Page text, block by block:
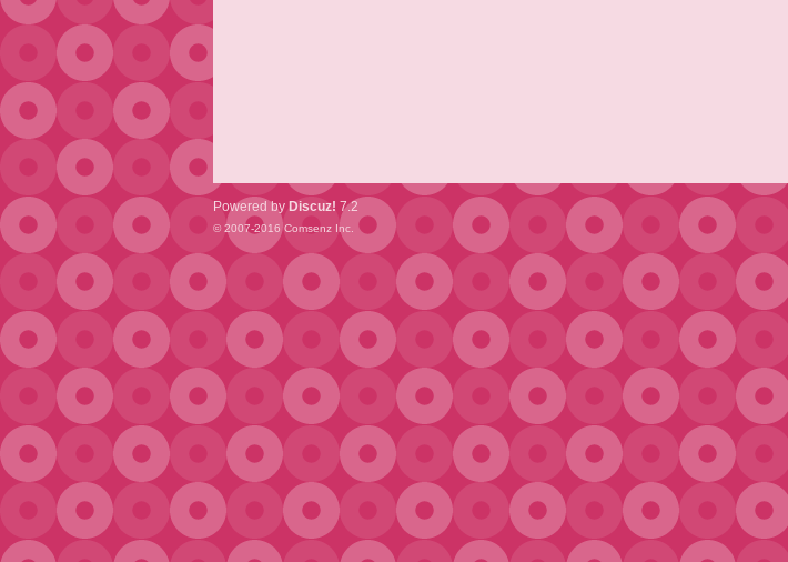
Powered by Discuz! 7.2
© 2007-2016Comsenz Inc.